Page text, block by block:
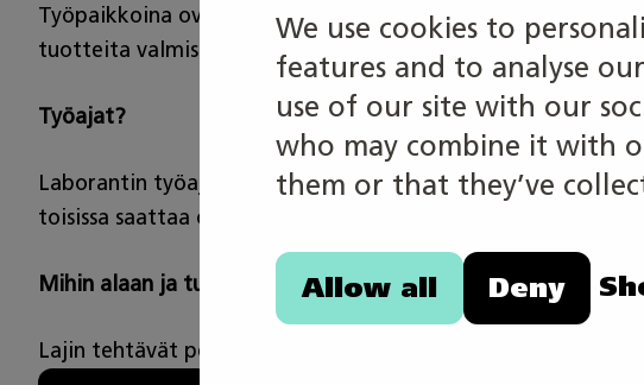
We use cookies to
features and to analyse
use of our site with our
who may combine it with
them or that they’ve
Allow all Deny
Työpaikkoina ovat usein teollisuuden ja tutkimuslaitosten
tuotteita valmistavissa tai maahantuovissa yrityksissä. Työtä
Työajat?
Laborantin työajat vaihtelevat työpaikasta ja tehtävästä
toisissa saattaa olla vuorotyö, joka kattaa kaikki
Mihin alaan ja tutkintoon lajin tehtävät perustuvat:
Lajin tehtävät perustuvat laboratorioalan perustutkintoon.